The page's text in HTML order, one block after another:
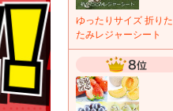
ゆったりサイズ 折りた
たみレジャーシート